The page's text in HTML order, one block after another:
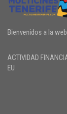
Bienvenidos a la
ACTIVIDAD
EU